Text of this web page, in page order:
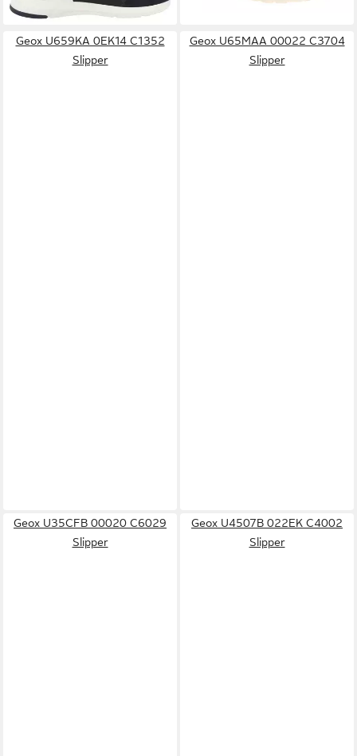
Geox U659KA 0EK14 C1352
Slipper
Geox U65MAA 00022 C3704
Slipper
Geox U35CFB 00020 C6029
Slipper
Geox U4507B 022EK C4002
Slipper